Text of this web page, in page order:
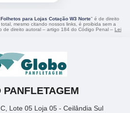
para Lojas Cotação W3 Norte" é de direito
mesmo citando nossos links, é proibida sem a
de direito autoral – artigo 184 do Código Penal – Lei
PANFLETAGEM
Lote 05 Loja 05 - Ceilândia Sul